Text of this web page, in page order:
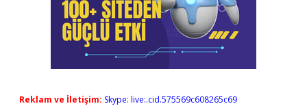
Reklam ve İletişim: Skype: live:.cid.575569c608265c69